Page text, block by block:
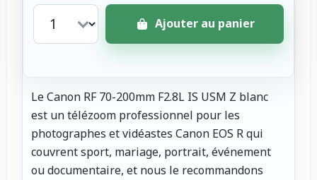
Ajouter au panier
Le Canon RF 70-200mm F2.8L IS USM Z blanc
est un télézoom professionnel pour les
photographes et vidéastes Canon EOS R qui
couvrent sport, mariage, portrait, événement
ou documentaire, et nous le recommandons